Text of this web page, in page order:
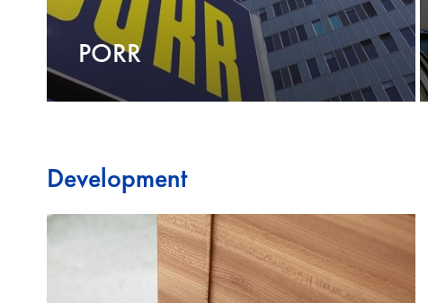
PORR
Development